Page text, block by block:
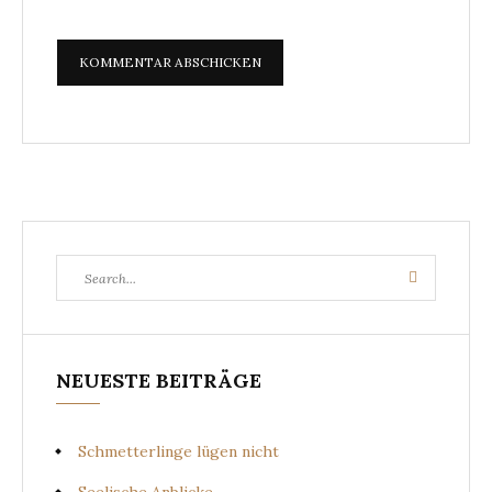
for:
Search
NEUESTE BEITRÄGE
Schmetterlinge lügen nicht